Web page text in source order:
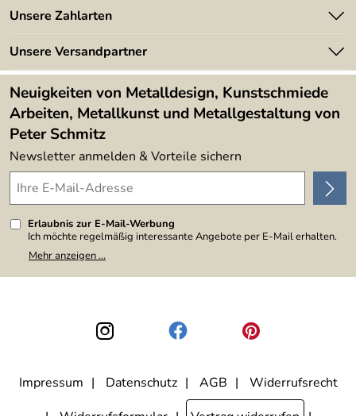
Kundeninformationen
Newsletter
Lieferbedingungen
Angebote
Kundenbewertungen (394)
4,9/5
Unsere Zahlarten
Unsere Versandpartner
Neuigkeiten von Metalldesign, Kunstschmiede
Arbeiten, Metallkunst und Metallgestaltung von
Peter Schmitz
Newsletter anmelden & Vorteile sichern
Erlaubnis zur E-Mail-Werbung
Ich möchte regelmäßig interessante Angebote per E-Mail erhalten.
Meine E-Mail-Adresse wird nicht an andere Unternehmen
weitergegeben. Zu statistischen Zwecken wird in anonymer Form
den Link "Abmelden" am Ende des Newsletters anklicke. Die
Datenschutzerklärung
habe ich zur Kenntnis genommen.
Mehr anzeigen ...
Impressum Datenschutz AGB
Widerrufsrecht